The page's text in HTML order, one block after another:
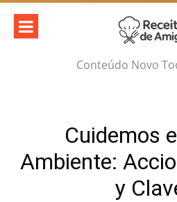
Skip
content
Conteúdo Novo
Cuidemos
Ambiente:
y